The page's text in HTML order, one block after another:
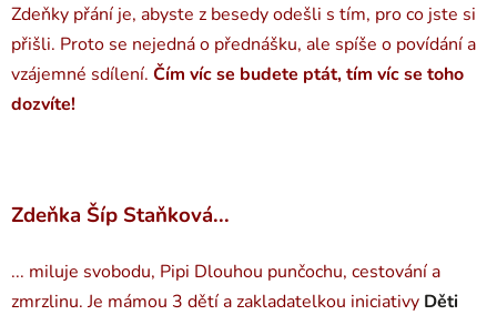
Zdeňky přání je, abyste z besedy odešli s tím, pro co jste si
přišli. Proto se nejedná o přednášku, ale spíše o povídání a
vzájemné sdílení. Čím víc se budete ptát, tím víc se toho
dozvíte!
Zdeňka Šíp Staňková...
... miluje svobodu, Pipi Dlouhou punčochu, cestování a
zmrzlinu. Je mámou 3 dětí a zakladatelkou iniciativy Děti